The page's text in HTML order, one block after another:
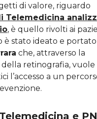
di valore, riguardo
Telemedicina
, è quello rivolti ai
stato ideato e
che, attraverso la
retinografia, vuole
l’accesso a un
e